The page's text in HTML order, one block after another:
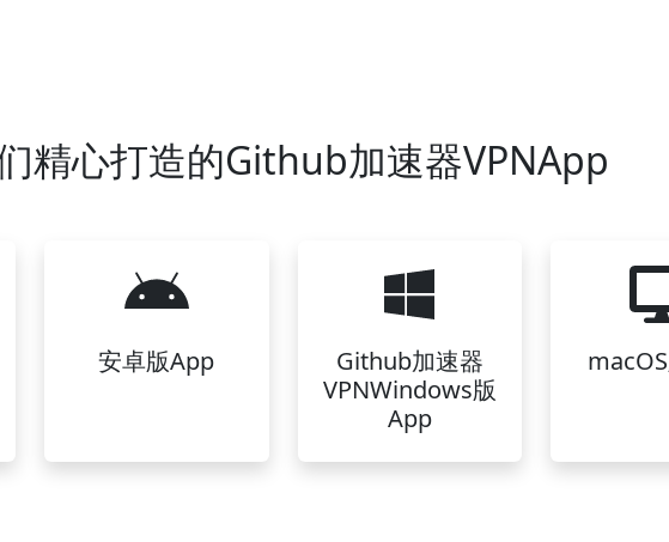
精心打造的Github加速器VPNApp
安卓版App
Github加速器
VPNWindows版
App